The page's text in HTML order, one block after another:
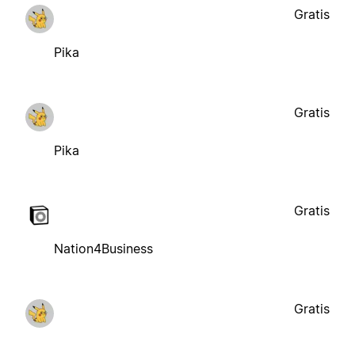
Pika
Gratis
Pika
Gratis
Nation4Business
Gratis
Gratis